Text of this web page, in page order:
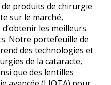
produits de chirurgie
sur le marché,
les meilleurs
Notre portefeuille de
des technologies et
de la cataracte,
que des lentilles